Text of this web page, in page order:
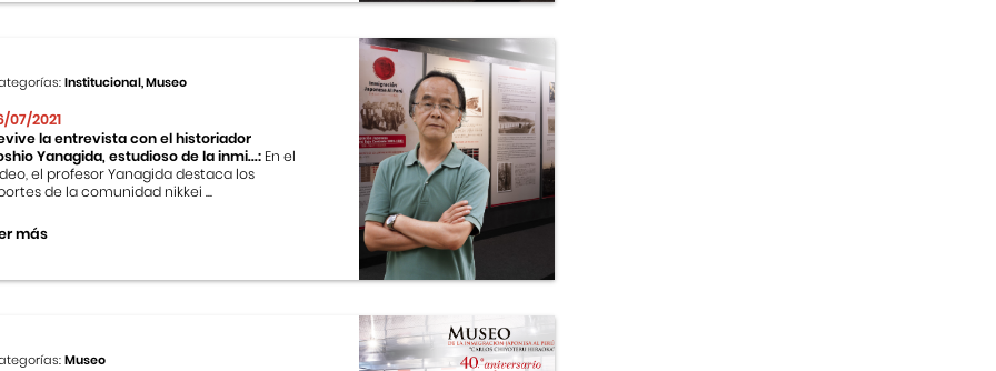
Institucional, Museo
07/2021
la entrevista con el historiador
Yanagida, estudioso de la inmi...: En el
el profesor Yanagida destaca los
de la comunidad nikkei ...
más
Museo